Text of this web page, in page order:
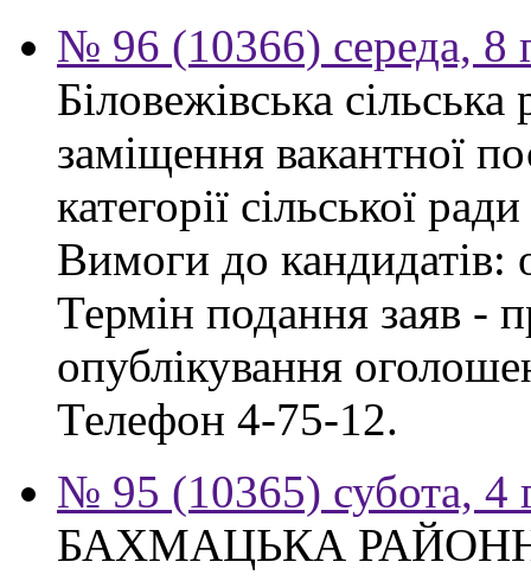
№ 96 (10366) середа, 8
Біловежівська
заміщення вакантної
категорії сільської
Вимоги до кандидатів:
Термін подання заяв -
опублікування
Телефон 4-75-12.
№ 95 (10365) субота, 4
БАХМАЦЬКА